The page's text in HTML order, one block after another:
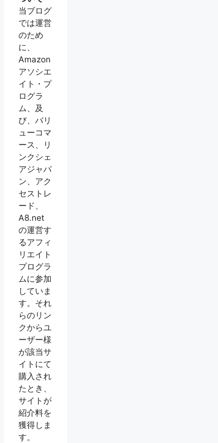
当ブログ
では運営
のため
に、
Amazon
アソシエ
イト・プ
ログラ
ム、及
び、バリ
ューコマ
ース、リ
ンクシェ
アジャパ
ン、アク
セストレ
ード、
A8.net
の運営す
るアフィ
リエイト
プログラ
ムに参加
していま
す。それ
らのリン
クからユ
ーザー様
が該当サ
イトにて
購入され
たとき、
サイトが
紹介料を
獲得しま
す。